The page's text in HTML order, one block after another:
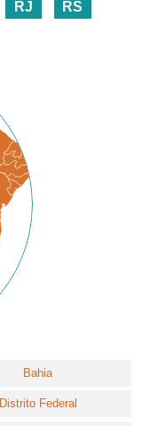
RJ RS
Bahia
Distrito Federal